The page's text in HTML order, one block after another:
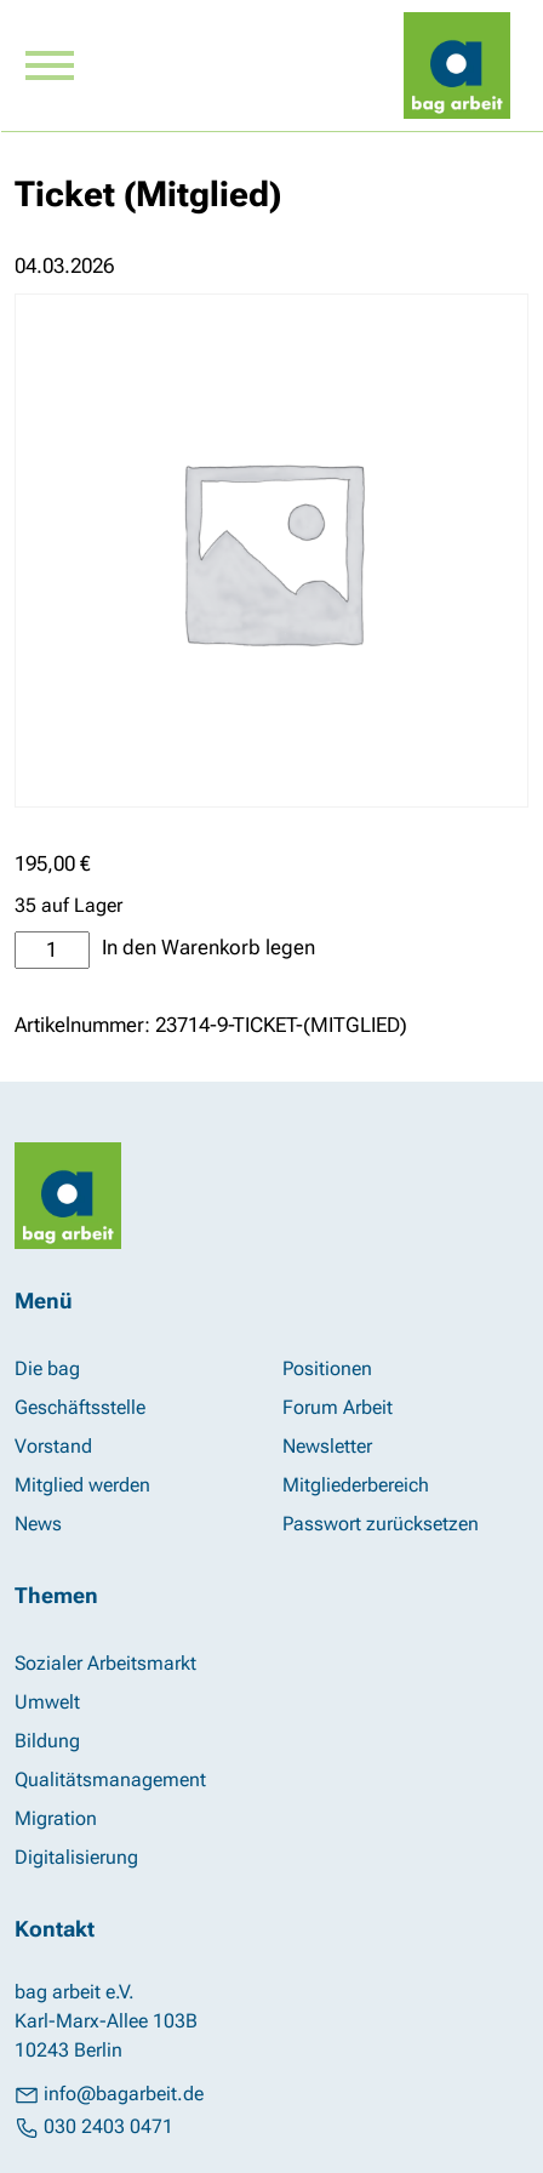
Ticket (Mitglied)
04.03.2026
195,00 €
35 auf Lager
Ticket
(Mitglied)
In den Warenkorb legen
Artikelnummer: 23714-9-TICKET-(MITGLIED)
Menü
Die bag
Geschäftsstelle
Vorstand
Mitglied werden
News
Positionen
Forum Arbeit
Newsletter
Mitgliederbereich
Passwort zurücksetzen
Themen
Sozialer Arbeitsmarkt
Umwelt
Bildung
Qualitätsmanagement
Migration
Digitalisierung
Kontakt
bag arbeit e.V.
Karl-Marx-Allee 103B
10243 Berlin
info@bagarbeit.de
030 2403 0471